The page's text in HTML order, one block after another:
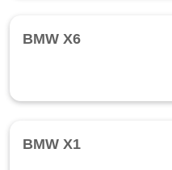
BMW X6
BMW X1